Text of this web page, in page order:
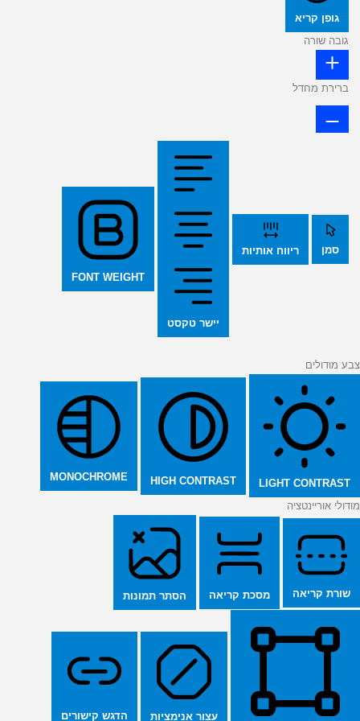
גופן קריא
גובה שורה
ברירת מחדל
סמן ריווח אותיות
יישר טקסט
FONT WEIGHT
צבע מודולים
LIGHT CONTRAST
HIGH CONTRAST
MONOCHROME
מודולי אוריינטציה
שורת קריאה מסכת קריאה הסתר תמונות
עצור אנימציות הדגש קישורים